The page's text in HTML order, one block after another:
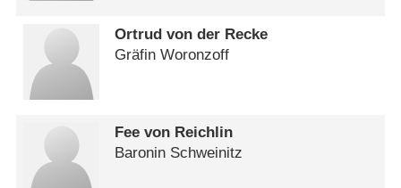
Ortrud von der Recke
Gräfin Woronzoff
Fee von Reichlin
Baronin Schweinitz